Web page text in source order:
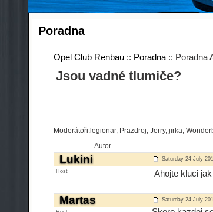
Poradna
Opel Club Renbau:: Poradna:: Poradna
Jsou vadné tlumiče?
Moderátoři:legionar, Prazdroj, Jerry, jirka,
Autor
Lukini Saturday 24 July
Host Ahojte kluci
Martas Saturday 24 July